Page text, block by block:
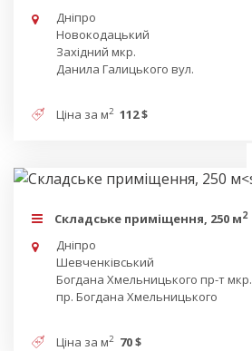
Дніпро
Новокодацький
Західний мкр.
Данила Галицького вул.
Ціна за м2 112 $
Складське приміщення, 250 м2
Дніпро
Шевченківський
Богдана Хмельницького пр-т мкр.
пр. Богдана Хмельницького
Ціна за м2 70 $